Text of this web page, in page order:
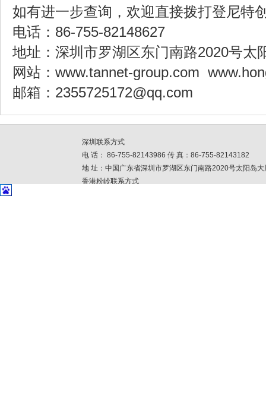
如有进一步查询，欢迎直接拨打登尼特
电话：86-755-82148627
地址：深圳市罗湖区东门南路2020号太
网站：www.tannet-group.com
邮箱：2355725172@qq.com
深圳联系方式
电 话： 86-755-82143986 传 真：86-755-82143182
地 址：中国广东省深圳市罗湖区东门南路2020号太阳岛
香港粉岭联系方式